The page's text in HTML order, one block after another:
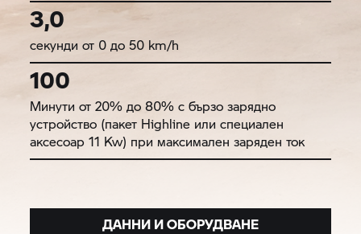
3,0
секунди от 0 до 50 km/h
100
Минути от 20% до 80% с бързо зарядно
устройство (пакет Highline или специален
аксесоар 11 Kw) при максимален заряден ток
ДАННИ И ОБОРУДВАНЕ